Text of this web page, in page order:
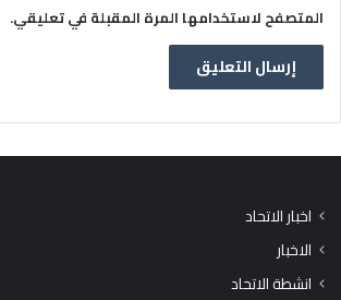
المتصفح لاستخدامها المرة المقبلة في تعليقي.
اخبار الاتحاد
الاخبار
انشطة الاتحاد